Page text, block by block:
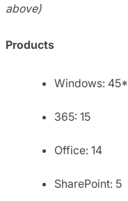
above)
Products
Windows: 45*
365: 15
Office: 14
SharePoint: 5